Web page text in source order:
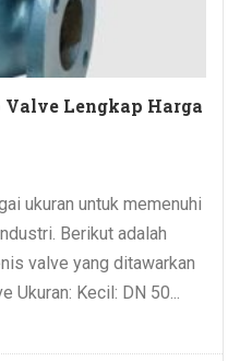
Lengkap Harga
ukuran untuk memenuhi
Berikut adalah
valve yang ditawarkan
Ukuran: Kecil: DN 50...